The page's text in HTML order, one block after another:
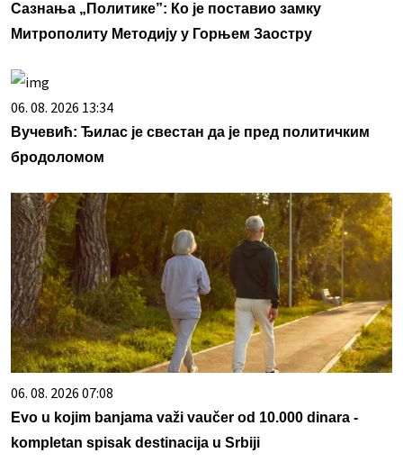
Сазнања „Политике”: Ко је поставио замку
Митрополиту Методију у Горњем Заостру
06. 08. 2026 13:34
Вучевић: Ђилас је свестан да је пред политичким
бродоломом
06. 08. 2026 07:08
Evo u kojim banjama važi vaučer od 10.000 dinara -
kompletan spisak destinacija u Srbiji